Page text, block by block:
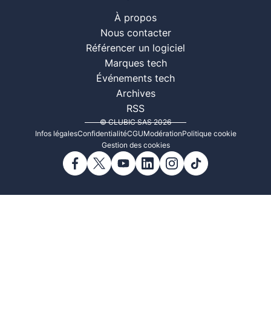
À propos
Nous contacter
Référencer un logiciel
Marques tech
Événements tech
Archives
RSS
© CLUBIC SAS 2026
Infos légalesConfidentialitéCGUModérationPolitique cookie
Gestion des cookies